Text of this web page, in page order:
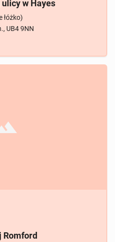
w Hayes
łóżko)
UB4 9NN
Romford